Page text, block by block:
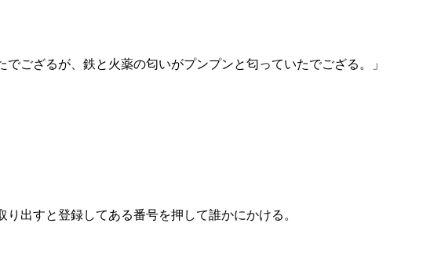
ござるが、鉄と火薬の匂いがプンプンと匂っていたでござる。」
出すと登録してある番号を押して誰かにかける。